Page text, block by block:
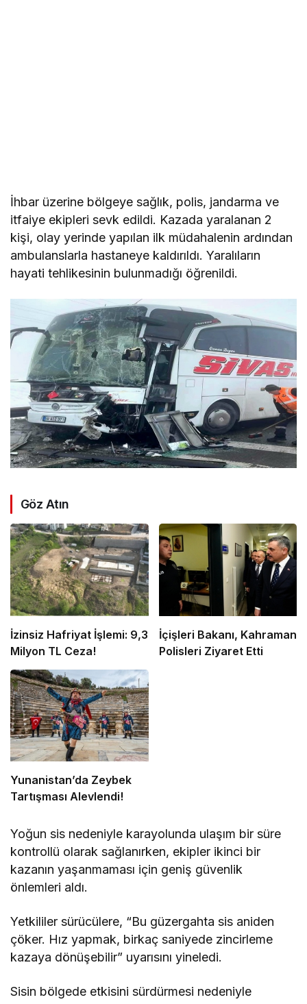
İhbar üzerine bölgeye sağlık, polis, jandarma ve
itfaiye ekipleri sevk edildi. Kazada yaralanan 2
kişi, olay yerinde yapılan ilk müdahalenin ardından
ambulanslarla hastaneye kaldırıldı. Yaralıların
hayati tehlikesinin bulunmadığı öğrenildi.
Göz Atın
İzinsiz Hafriyat İşlemi: 9,3
Milyon TL Ceza!
İçişleri Bakanı, Kahraman
Polisleri Ziyaret Etti
Yunanistan’da Zeybek
Tartışması Alevlendi!
Yoğun sis nedeniyle karayolunda ulaşım bir süre
kontrollü olarak sağlanırken, ekipler ikinci bir
kazanın yaşanmaması için geniş güvenlik
önlemleri aldı.
Yetkililer sürücülere, “Bu güzergahta sis aniden
çöker. Hız yapmak, birkaç saniyede zincirleme
kazaya dönüşebilir” uyarısını yineledi.
Sisin bölgede etkisini sürdürmesi nedeniyle